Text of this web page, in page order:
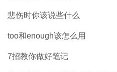
悲伤时你该说些什么
too和enough该怎么用
7招教你做好笔记